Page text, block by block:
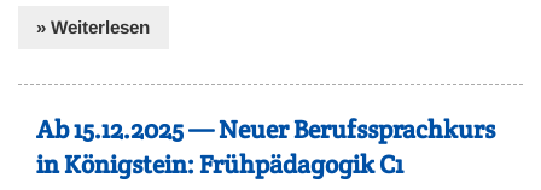
» Weiterlesen
Ab 15.12.2025 — Neuer Berufssprachkurs
in Königstein: Frühpädagogik C1